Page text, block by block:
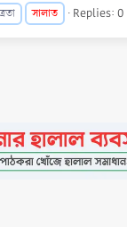
সালাত Replies: 0